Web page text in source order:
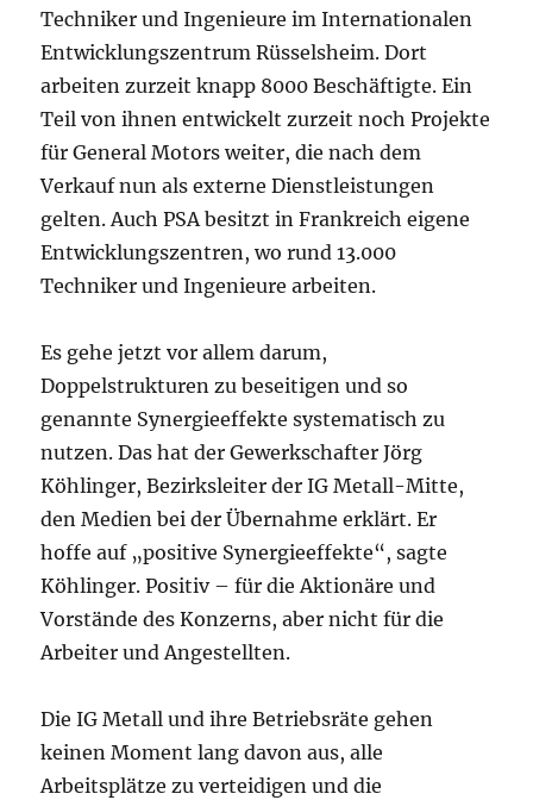
Techniker und Ingenieure im Internationalen
Entwicklungszentrum Rüsselsheim. Dort
arbeiten zurzeit knapp 8000 Beschäftigte. Ein
Teil von ihnen entwickelt zurzeit noch Projekte
für General Motors weiter, die nach dem
Verkauf nun als externe Dienstleistungen
gelten. Auch PSA besitzt in Frankreich eigene
Entwicklungszentren, wo rund 13.000
Techniker und Ingenieure arbeiten.
Es gehe jetzt vor allem darum,
Doppelstrukturen zu beseitigen und so
genannte Synergieeffekte systematisch zu
nutzen. Das hat der Gewerkschafter Jörg
Köhlinger, Bezirksleiter der IG Metall-Mitte,
den Medien bei der Übernahme erklärt. Er
hoffe auf „positive Synergieeffekte“, sagte
Köhlinger. Positiv – für die Aktionäre und
Vorstände des Konzerns, aber nicht für die
Arbeiter und Angestellten.
Die IG Metall und ihre Betriebsräte gehen
keinen Moment lang davon aus, alle
Arbeitsplätze zu verteidigen und die